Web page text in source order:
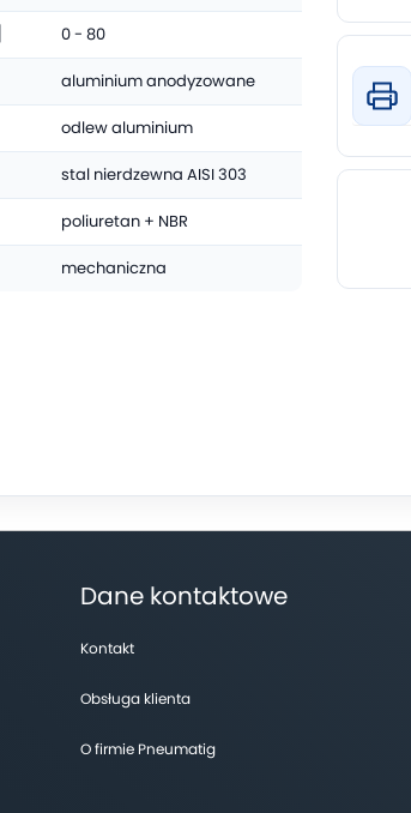
0 - 80
aluminium anodyzowane
odlew aluminium
stal nierdzewna AISI 303
poliuretan + NBR
mechaniczna
Dane kontaktowe
Kontakt
Obsługa klienta
O firmie Pneumatig